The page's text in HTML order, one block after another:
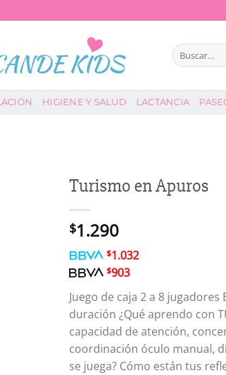
Buscar
por:
HIGIENE Y SALUD LACTANCIA
Turismo en Apuros
$1.290
$1.032
$903
Juego de caja 2 a 8
duración ¿Qué aprendo con
capacidad de atención,
coordinación óculo manual,
se juega? Cómo están tus